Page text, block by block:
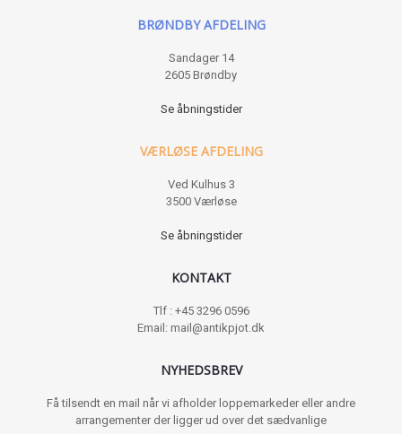
BRØNDBY AFDELING
Sandager 14
2605 Brøndby
Se åbningstider
VÆRLØSE AFDELING
Ved Kulhus 3
3500 Værløse
Se åbningstider
KONTAKT
Tlf : +45 3296 0596
Email: mail@antikpjot.dk
NYHEDSBREV
Få tilsendt en mail når vi afholder loppemarkeder eller andre
arrangementer der ligger ud over det sædvanlige